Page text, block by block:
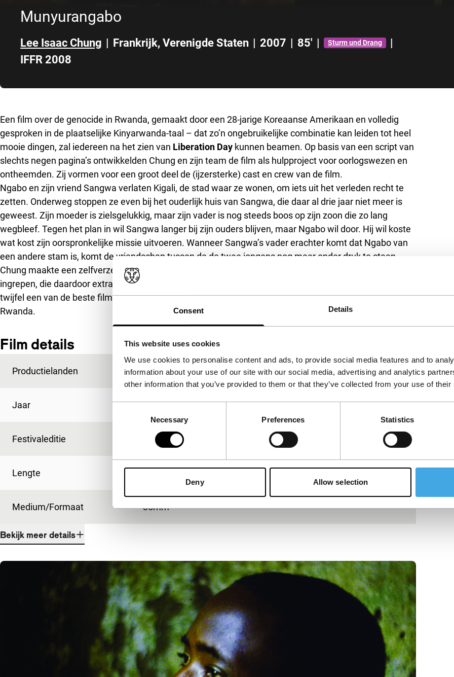
Consent Details
This website uses cookies
We use cookies to personalise content and ads, to provide social media features and to
information about your use of our site with our social media, advertising and analytics
other information that you’ve provided to them or that they’ve collected from your use of
Necessary Preferences Statistics
Deny Allow selection
Munyurangabo
Lee Isaac Chung | Frankrijk, Verenigde Staten | 2007 | 85' | Sturm und Drang
|
IFFR 2008
Een film over de genocide in Rwanda, gemaakt door een 28-jarige Koreaanse Amerikaan en volledig
gesproken in de plaatselijke Kinyarwanda-taal – dat zo’n ongebruikelijke combinatie kan leiden tot heel
mooie dingen, zal iedereen na het zien van Liberation Day kunnen beamen. Op basis van een script van
slechts negen pagina’s ontwikkelden Chung en zijn team de film als hulpproject voor oorlogswezen en
ontheemden. Zij vormen voor een groot deel de (ijzersterke) cast en crew van de film.
Ngabo en zijn vriend Sangwa verlaten Kigali, de stad waar ze wonen, om iets uit het verleden recht te
zetten. Onderweg stoppen ze even bij het ouderlijk huis van Sangwa, die daar al drie jaar niet meer is
geweest. Zijn moeder is zielsgelukkig, maar zijn vader is nog steeds boos op zijn zoon die zo lang
wegbleef. Tegen het plan in wil Sangwa langer bij zijn ouders blijven, maar Ngabo wil door. Hij wil koste
wat kost zijn oorspronkelijke missie uitvoeren. Wanneer Sangwa’s vader erachter komt dat Ngabo van
een andere stam is, komt de vriendschap tussen de de twee jongens nog meer onder druk te staan.
Chung maakte een zelfverzekerde, naturelle film. Hij veroorloofde zich slechts enkele stilistische
ingrepen, die daardoor extra opvallen en de film alleen maar sterker maken.
twijfel een van de beste films – zo niet de beste en in elk geval de meest verfijnde – over de genocide in
Rwanda.
Film details
Productielanden Frankrijk,Verenigde Staten
Jaar 2007
Festivaleditie IFFR 2008
Lengte
Medium/Formaat 35mm
Bekijk meer details